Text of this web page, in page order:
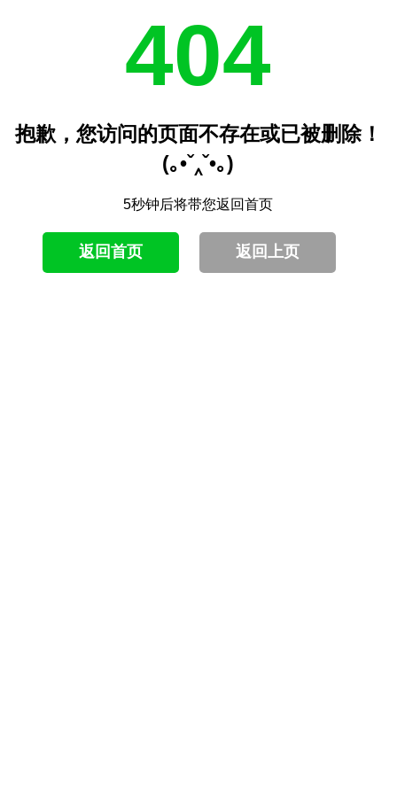
404
抱歉，您访问的页面不存在或已被删除！
(｡•ˇ‸ˇ•｡)
5秒钟后将带您返回首页
返回首页 返回上页